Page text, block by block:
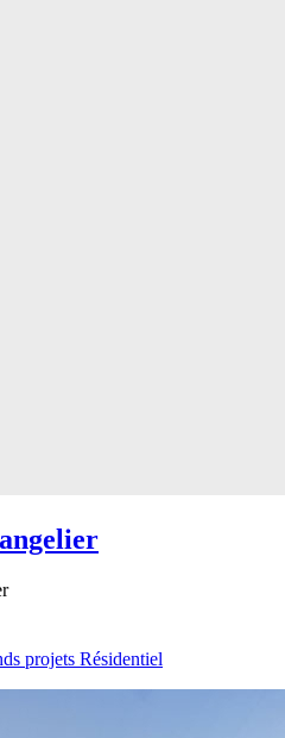
projets Résidentiel